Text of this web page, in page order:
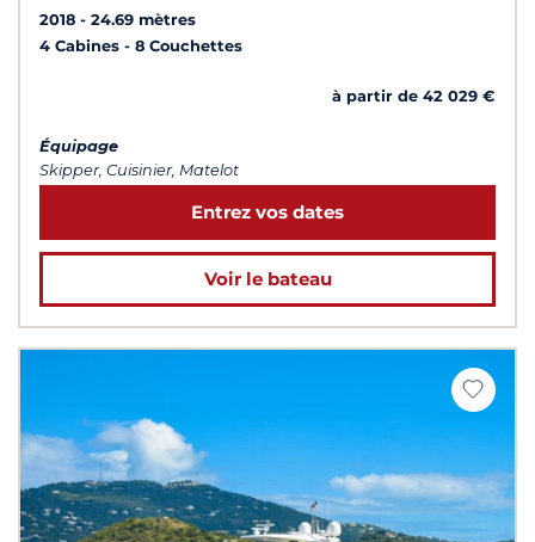
2018
24.69 mètres
4 Cabines
8 Couchettes
à partir de 42 029 €
Équipage
Skipper, Cuisinier, Matelot
Entrez vos dates
Voir le bateau